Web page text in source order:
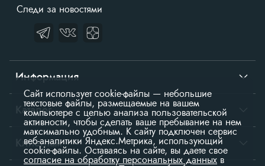
Следи за новостями
Информация
О нас
Контакты
Доставка
Каталог
Столы
Подстолья
Клиентам
Сайт использует cookie-файлы — небольшие
текстовые файлы, размещаемые на вашем
компьютере с целью анализа пользовательской
активности, чтобы сделать ваше пребывание на нем
максимально удобным. К cайту подключен сервис
веб-аналитики Яндекс.Метрика, использующий
cookie-файлы. Оставаясь на сайте, вы даете свое
согласие на обработку персональных данных в